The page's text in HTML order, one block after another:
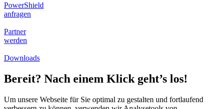
PowerShield
anfragen
Partner
werden
Downloads
Bereit? Nach einem Klick geht’s los!
Um unsere Webseite für Sie optimal zu gestalten und fortlaufend